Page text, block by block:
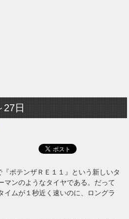
日
ポテンザＲＥ１１』という新しいタ
マンのようなタイヤである。だって
イムが１秒近く速いのに、ロングラ